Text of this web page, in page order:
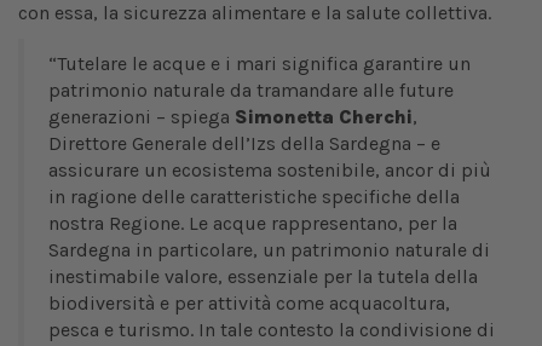
con essa, la sicurezza alimentare e la salute collettiva.
“Tutelare le acque e i mari significa garantire un
patrimonio naturale da tramandare alle future
generazioni – spiega Simonetta Cherchi,
Direttore Generale dell’Izs della Sardegna – e
assicurare un ecosistema sostenibile, ancor di più
in ragione delle caratteristiche specifiche della
nostra Regione. Le acque rappresentano, per la
Sardegna in particolare, un patrimonio naturale di
inestimabile valore, essenziale per la tutela della
biodiversità e per attività come acquacoltura,
pesca e turismo. In tale contesto la condivisione di